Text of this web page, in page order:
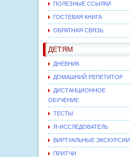
ПОЛЕЗНЫЕ ССЫЛКИ
ГОСТЕВАЯ КНИГА
ОБРАТНАЯ СВЯЗЬ
ДЕТЯМ
ДНЕВНИК
ДОМАШНИЙ РЕПЕТИТОР
ДИСТАНЦИОННОЕ
ОБУЧЕНИЕ
ТЕСТЫ
Я-ИССЛЕДОВАТЕЛЬ
ВИРТУАЛЬНЫЕ ЭКСКУРСИИ
ПРИТЧИ